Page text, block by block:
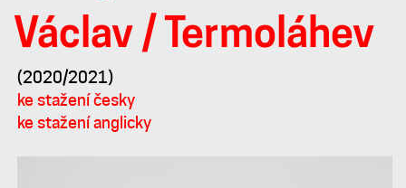
Václav / Termoláhev
(2020/2021)
ke stažení česky
ke stažení anglicky